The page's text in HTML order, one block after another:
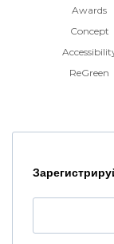
Awards
Concept
ReGreen